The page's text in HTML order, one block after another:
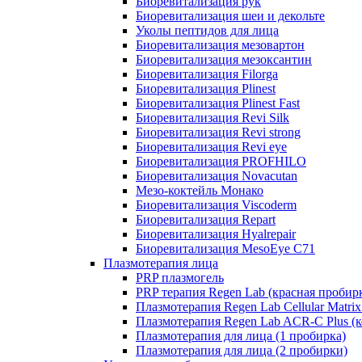
Биоревитализация шеи и декольте
Уколы пептидов для лица
Биоревитализация мезовартон
Биоревитализация мезоксантин
Биоревитализация Filorga
Биоревитализация Plinest
Биоревитализация Plinest Fast
Биоревитализация Revi Silk
Биоревитализация Revi strong
Биоревитализация Revi eye
Биоревитализация PROFHILO
Биоревитализация Novacutan
Мезо-коктейль Монако
Биоревитализация Viscoderm
Биоревитализация Repart
Биоревитализация Hyalrepair
Биоревитализация MesoEye C71
Плазмотерапия лица
PRP плазмогель
PRP терапия Regen Lab (красная
Плазмотерапия Regen Lab Cellular
Плазмотерапия Regen Lab ACR-C Plus
Плазмотерапия для лица (1 пробирка)
Плазмотерапия для лица (2 пробирки)